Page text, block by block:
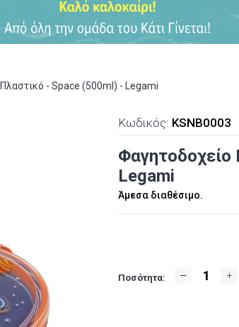
- Space (500ml) - Legami
Κωδικός: KSNB0003
Φαγητοδοχείο
Legami
Άμεσα διαθέσιμο.
Ποσότητα: